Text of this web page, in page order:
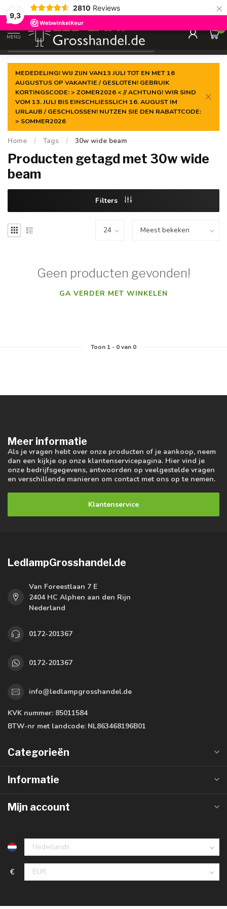
9,3
2810 Reviews ×
Gegarandeerde delaagste prijs
MENU
0
MEDEDELING! WIJ ZIJN VAN13 JULI TOT EN MET 16
AUGUSTUS OP VAKANTIE / GESLOTEN! GEBRUIK
KORTINGSCODE: > ZOMER2026 < // ACHTUNG! WIR SIND
VOM 13. JULI BIS EINSCHLIESSLICH 16. AUGUST IM
URLAUB / GESCHLOSSEN! NUTZEN SIE DEN RABATTCODE:
> SOMMER2026
Home / Tags / 30w wide beam
Producten getagd met 30w wide
beam
Filters
Geen producten gevonden!
GA VERDER MET WINKELEN
Toon 1- 0van 0
Meer informatie
Als je vragen hebt over onze producten of je aankoop, neem
dan een kijkje op onze klantenservicepagina. Hier vind je
onze bedrijfsgegevens, antwoorden op veelgestelde vragen
en verschillende manieren om contact met ons op te nemen.
Klantenservice
LedlampGrosshandel.de
Van Foreestlaan 7 E
2404 HC Alphen aan den Rijn
Nederland
0172-201367
0172-201367
info@ledlampgrosshandel.de
KVK nummer: 85011584
BTW-nr met landcode: NL863468196B01
Categorieën
Informatie
Mijn account
€